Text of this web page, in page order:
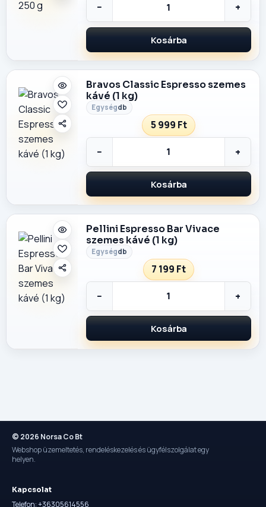
− +
Kosárba
Bravos Classic Espresso szemes
kávé (1 kg)
db
5 999 Ft
− +
Kosárba
Pellini Espresso Bar Vivace
szemes kávé (1 kg)
db
7 199 Ft
− +
Kosárba
© 2026 Norsa Co Bt
Webshop üzemeltetés, rendeléskezelés és ügyfélszolgálat egy
helyen.
Kapcsolat
Telefon: +36305614556